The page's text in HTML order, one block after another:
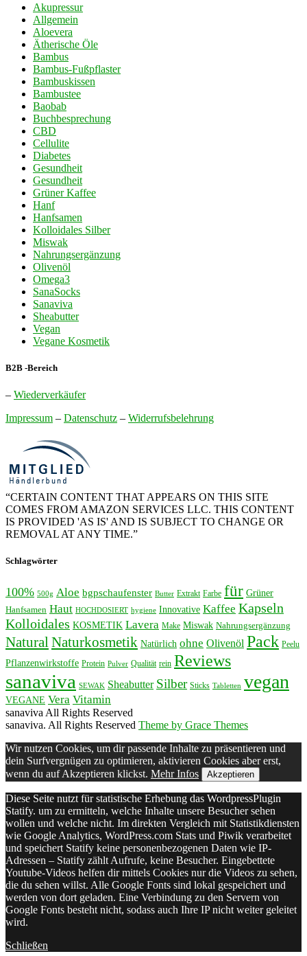
Akupressur
Allgemein
Aloevera
Ätherische Öle
Bambus
Bambus-Fußpflaster
Bambuskissen
Bambustee
Baobab
Buchbesprechung
CBD
Cellulite
Diabetes
Gesundheit
Gesundheit
Grüner Kaffee
Hanf
Hanfsamen
Kolloidales Silber
Miswak
Nahrungsergänzung
Olivenöl
Omega3
SanaSocks
Sanaviva
Sheabutter
Vegan
Vegane Kosmetik
B2B -Bereich
– Wiederverkäufer
Impressum – Datenschutz – Widerrufsbelehrung
“CERTAIN CONTENT THAT APPEARS ON THIS SITE
COMES FROM AMAZON SERVICES LLC. THIS CONTENT
IS PROVIDED 'AS IS' AND IS SUBJECT TO CHANGE OR
REMOVAL AT ANY TIME.”
Schlagwörter
100% 500g Aloe bgpschaufenster Butter Extrakt Farbe für Grüner
Hanfsamen Haut HOCHDOSIERT hygiene Innovative Kaffee Kapseln
Kolloidales KOSMETIK Lavera Make Miswak Nahrungsergänzung
Natural Naturkosmetik Natürlich ohne Olivenöl Pack Peelu
Pflanzenwirkstoffe Protein Pulver Qualität rein Reviews
sanaviva SEWAK Sheabutter Silber Sticks Tabletten vegan
VEGANE Vera Vitamin
sanaviva All Rights Reserved
sanaviva. All Rights Reserved Theme by Grace Themes
Wir nutzen Cookies, um dir passende Inhalte zu präsentieren und
dein Surfvergnügen zu optimieren, aktivieren Cookies aber erst,
wenn du auf Akzeptieren klickst. Mehr Infos Akzeptieren
Diese Seite nutzt für statistische Erhebung das WordpressPlugin
Statify. um zu ermitteln, welche Inhalte unsere Besucher sehen
wollen und welche nicht. Im direkten Vergleich mit Statistikdiensten
wie Google Analytics, WordPress.com Stats und Piwik verarbeitet
und speichert Statify keine personenbezogenen Daten wie IP-
Adressen – Statify zählt Aufrufe, keine Besucher. Eingebettete
Youtube-Videos helfen dir mittels Cookies nur die Videos zu sehen,
die du sehen willst. Alle Google Fonts sind lokal gespeichert und
werden von dort geladen. Eine Verbindung zu den Servern von
Google Fonts besteht nicht, sodass auch Ihre IP nicht weiter geleitet
wird.
Schließen